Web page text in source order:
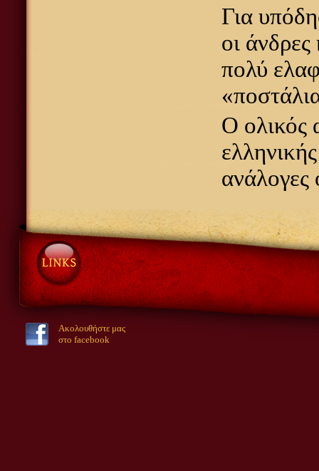
Για
οι
πολύ
Ο ολικός
ανάλογες
Ακολουθήστε μας
στο facebook